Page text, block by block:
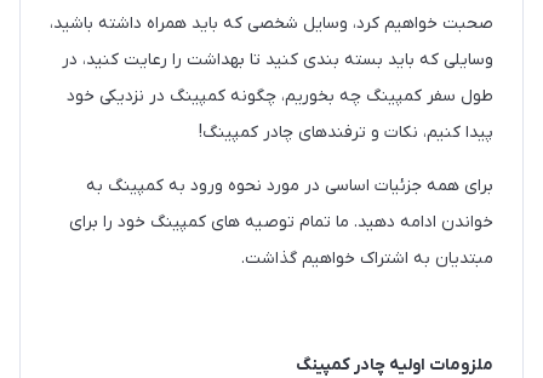
صحبت خواهیم کرد، وسایل شخصی که باید همراه داشته باشید،
وسایلی که باید بسته بندی کنید تا بهداشت را رعایت کنید، در
طول سفر کمپینگ چه بخوریم، چگونه کمپینگ در نزدیکی خود
پیدا کنیم، نکات و ترفندهای چادر کمپینگ!
برای همه جزئیات اساسی در مورد نحوه ورود به کمپینگ به
خواندن ادامه دهید. ما تمام توصیه های کمپینگ خود را برای
مبتدیان به اشتراک خواهیم گذاشت.
ملزومات اولیه چادر کمپینگ